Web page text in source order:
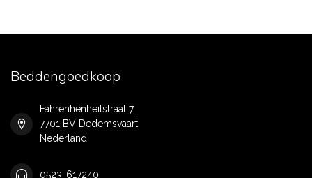
Beddengoedkoop
Fahrenhenheitstraat 7
7701 BV Dedemsvaart
Nederland
0523-617240